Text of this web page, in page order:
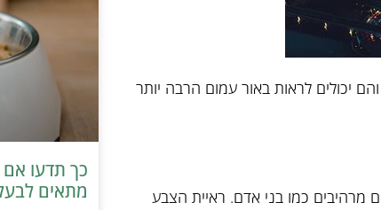
יכולים לראות באור עמום הרבה יותר
מרהיבים כמו בני אדם. ראיית הצבע
כך תדעו
מתאים